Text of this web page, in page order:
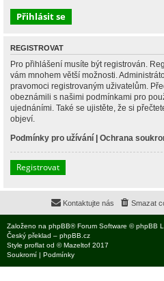
REGISTROVAT
Pro přihlášení musíte být registrován.
vám mnohem větší možnosti.
pravomoci registrovaným uživatelům.
obeznámili s našimi podmínkami pro
ujednáními. Také se ujistěte, že si
objeví.
Podmínky pro užívání | Ochrana
Registrovat
Smazat
Kontaktujte nás
Založeno na phpBB® Forum Software © phpBB
Český překlad – phpBB.cz
Style proflat od ©Mazeltof 2017
Soukromí | Podmínky